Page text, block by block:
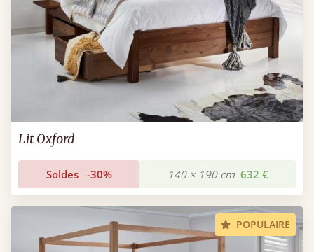
Lit Oxford
Soldes -30% 140 × 190 cm 632 €
POPULAIRE